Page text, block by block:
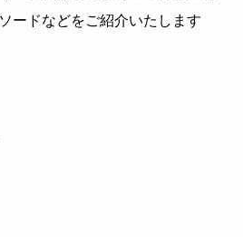
ードなどをご紹介いたします